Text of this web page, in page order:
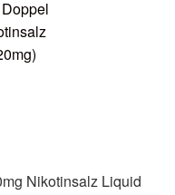
Nikotinsalz Liquid